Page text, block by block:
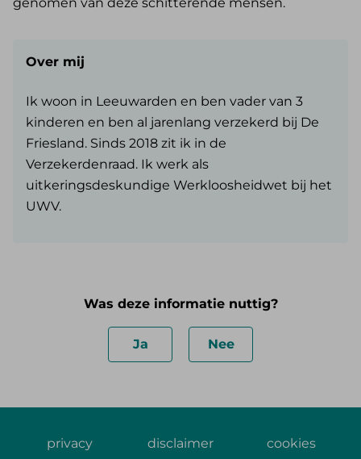
Over mij
Ik woon in Leeuwarden en ben vader van 3
kinderen en ben al jarenlang verzekerd bij De
Friesland. Sinds 2018 zit ik in de
Verzekerdenraad. Ik werk als
uitkeringsdeskundige Werkloosheidwet bij het
UWV.
Was deze informatie nuttig?
Ja Nee
privacy disclaimer cookies